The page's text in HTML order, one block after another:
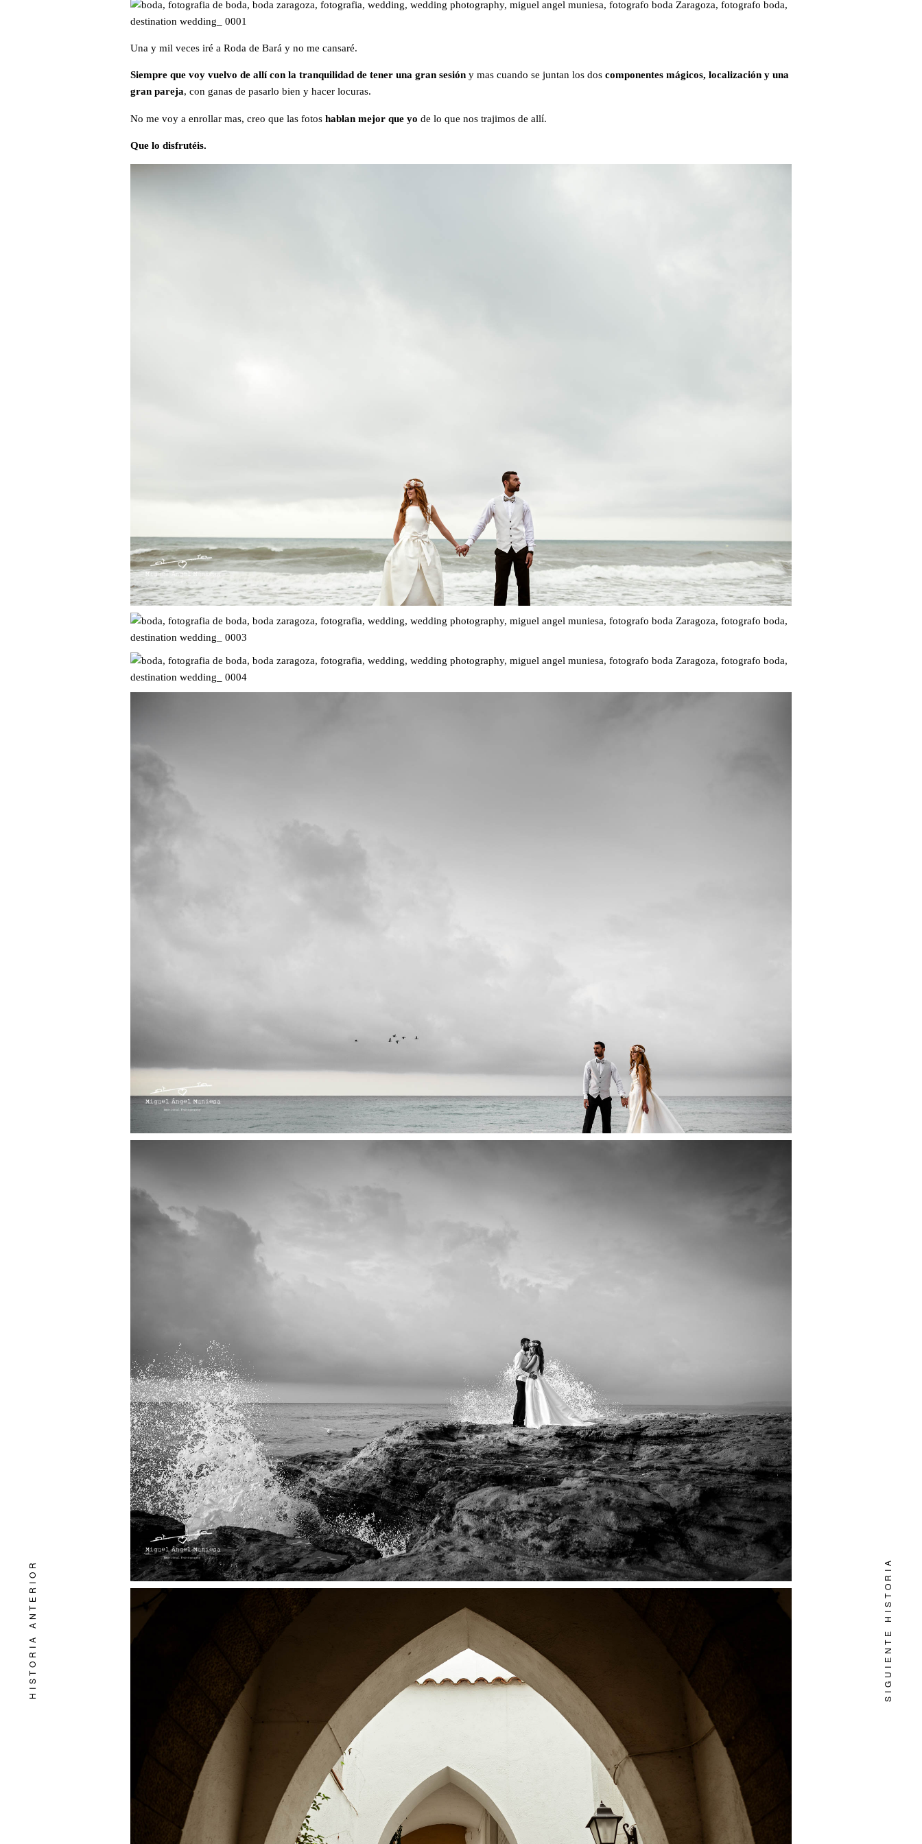
Una y mil veces iré a Roda de Bará y no me cansaré.
Siempre que voy vuelvo de allí con la tranquilidad de tener una gran sesión y mas cuando se juntan los dos componentes mágicos, localización y una
gran pareja, con ganas de pasarlo bien y hacer locuras.
No me voy a enrollar mas, creo que las fotos hablan mejor que yo de lo que nos trajimos de allí.
Que lo disfrutéis.
HISTORIA ANTERIOR SIGUIENTE HISTORIA